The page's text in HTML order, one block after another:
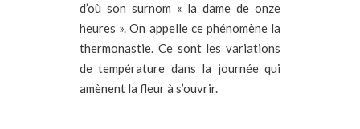
d’où son surnom « la dame de onze
heures ». On appelle ce phénomène la
thermonastie. Ce sont les variations
de température dans la journée qui
amènent la fleur à s’ouvrir.